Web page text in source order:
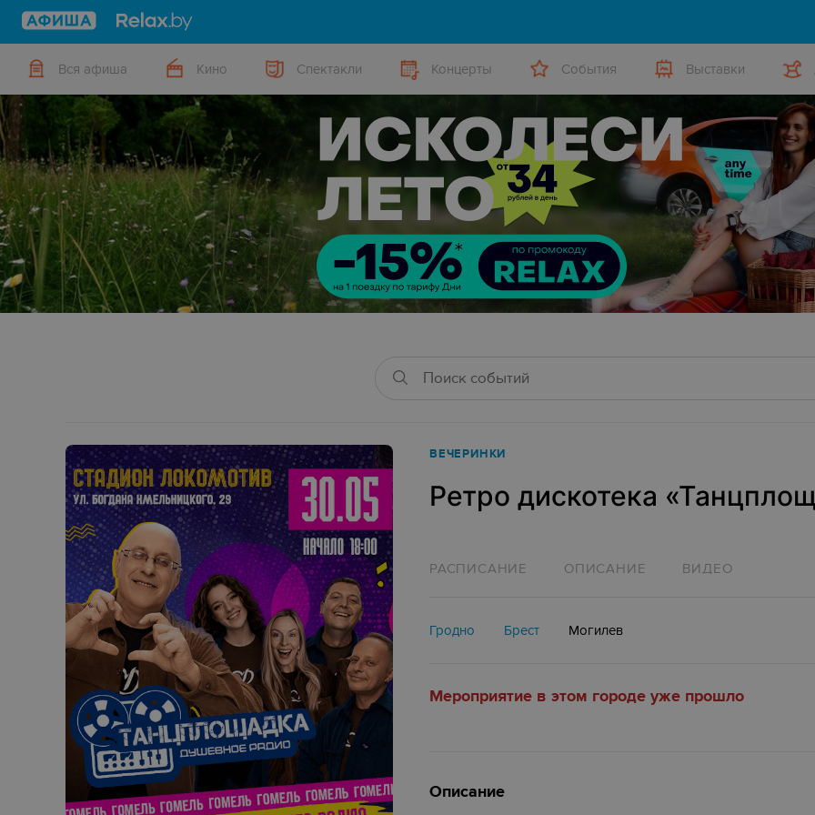
Вся афиша Кино Спектакли Концерты События Выставки
ВЕЧЕРИНКИ
Ретро дискотека
РАСПИСАНИЕ ОПИСАНИЕ ВИДЕО
Гродно Брест Могилев
Мероприятие в этом городе уже прошло
Описание